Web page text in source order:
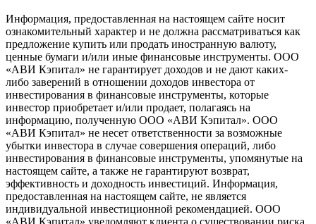
Информация, предоставленная на настоящем сайте носит
ознакомительный характер и не должна рассматриваться как
предложение купить или продать иностранную валюту,
ценные бумаги и/или иные финансовые инструменты. ООО
«АВИ Кэпитал» не гарантирует доходов и не дают каких-
либо заверений в отношении доходов инвестора от
инвестирования в финансовые инструменты, которые
инвестор приобретает и/или продает, полагаясь на
информацию, полученную ООО «АВИ Кэпитал». ООО
«АВИ Кэпитал» не несет ответственности за возможные
убытки инвестора в случае совершения операций, либо
инвестирования в финансовые инструменты, упомянутые на
настоящем сайте, а также не гарантируют возврат,
эффективность и доходность инвестиций. Информация,
предоставленная на настоящем сайте, не является
индивидуальной инвестиционной рекомендацией. ООО
«АВИ Кэпитал» уведомляют клиента о существовании риска